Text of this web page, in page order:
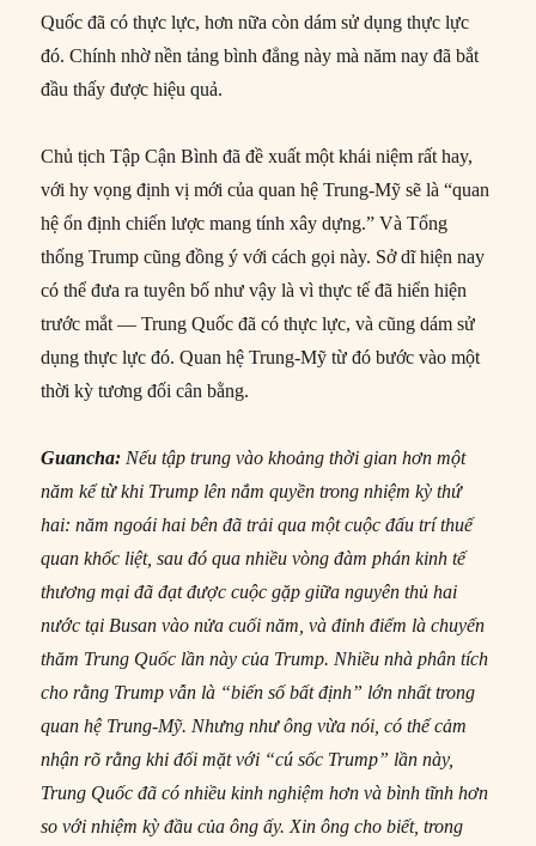
Quốc đã có thực lực, hơn nữa còn dám sử dụng thực lực
đó. Chính nhờ nền tảng bình đẳng này mà năm nay đã bắt
đầu thấy được hiệu quả.
Chủ tịch Tập Cận Bình đã đề xuất một khái niệm rất hay,
với hy vọng định vị mới của quan hệ Trung-Mỹ sẽ là “quan
hệ ổn định chiến lược mang tính xây dựng.” Và Tổng
thống Trump cũng đồng ý với cách gọi này. Sở dĩ hiện nay
có thể đưa ra tuyên bố như vậy là vì thực tế đã hiển hiện
trước mắt — Trung Quốc đã có thực lực, và cũng dám sử
dụng thực lực đó. Quan hệ Trung-Mỹ từ đó bước vào một
thời kỳ tương đối cân bằng.
Guancha: Nếu tập trung vào khoảng thời gian hơn một
năm kể từ khi Trump lên nắm quyền trong nhiệm kỳ thứ
hai: năm ngoái hai bên đã trải qua một cuộc đấu trí thuế
quan khốc liệt, sau đó qua nhiều vòng đàm phán kinh tế
thương mại đã đạt được cuộc gặp giữa nguyên thủ hai
nước tại Busan vào nửa cuối năm, và đỉnh điểm là chuyến
thăm Trung Quốc lần này của Trump. Nhiều nhà phân tích
cho rằng Trump vẫn là “biến số bất định” lớn nhất trong
quan hệ Trung-Mỹ. Nhưng như ông vừa nói, có thể cảm
nhận rõ rằng khi đối mặt với “cú sốc Trump” lần này,
Trung Quốc đã có nhiều kinh nghiệm hơn và bình tĩnh hơn
so với nhiệm kỳ đầu của ông ấy. Xin ông cho biết, trong